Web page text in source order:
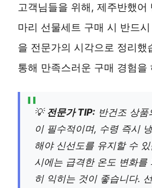
고객님들을 위해, 제주반했
마리 선물세트 구매 시 반드
을 전문가의 시각으로 정리했
통해 만족스러운 구매 경험을
💡 전문가 TIP: 반건조 상
이 필수적이며, 수령 즉시
해야 신선도를 유지할 수
시에는 급격한 온도 변화를
히 익히는 것이 좋습니다.